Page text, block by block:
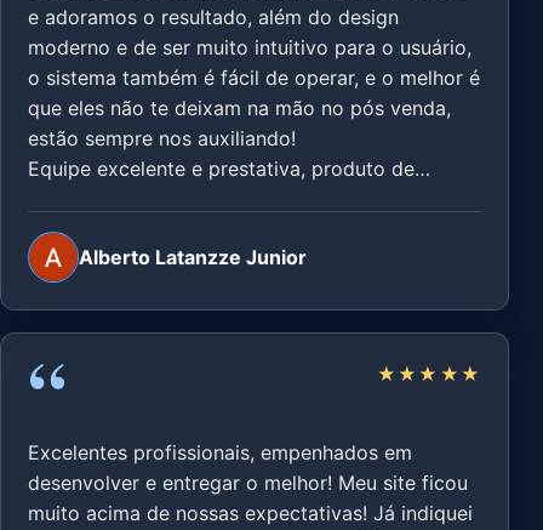
e adoramos o resultado, além do design
moderno e de ser muito intuitivo para o usuário,
o sistema também é fácil de operar, e o melhor é
que eles não te deixam na mão no pós venda,
estão sempre nos auxiliando!
Equipe excelente e prestativa, produto de
Alberto Latanzze Junior
“ ★★★★★
Excelentes profissionais, empenhados em
desenvolver e entregar o melhor! Meu site ficou
muito acima de nossas expectativas! Já indiquei